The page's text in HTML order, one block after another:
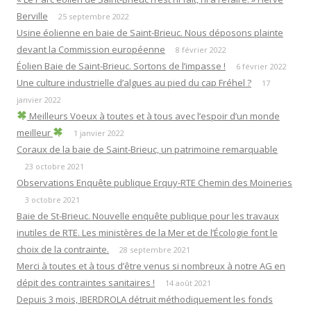
rBerville
25 septembre 2022
Usine éolienne en baie de Saint-Brieuc. Nous déposons plainte
devant la Commission européenne
8 février 2022
Éolien Baie de Saint-Brieuc. Sortons de l’impasse ! 6 février 2022
Une culture industrielle d’algues au pied du cap Fréhel ?
17
janvier 2022
Meilleurs Voeux à toutes et à tous avec l’espoir d’un monde
meilleur
1 janvier 2022
Coraux de la baie de Saint-Brieuc, un patrimoine remarquable
23 octobre 2021
Observations Enquête publique Erquy-RTE Chemin des Moineries
3 octobre 2021
Baie de St-Brieuc. Nouvelle enquête publique pour les travaux
inutiles de RTE. Les ministères de la Mer et de l’Écologie font le
choix de la contrainte.
28 septembre 2021
Merci à toutes et à tous d’être venus si nombreux à notre AG en
dépit des contraintes sanitaires !
14 août 2021
Depuis 3 mois, IBERDROLA détruit méthodiquement les fonds